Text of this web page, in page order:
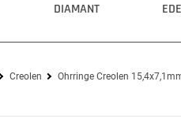
DIAMANT
Creolen Ohrringe Creolen